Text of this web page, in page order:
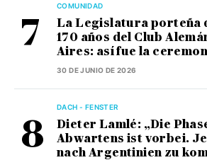
COMUNIDAD
La Legislatura porteña
170 años del Club
Aires: así fue la
30 DE JUNIO DE 2026
DACH - FENSTER
Dieter Lamlé: „Die
Abwartens ist vorbei.
nach Argentinien zu